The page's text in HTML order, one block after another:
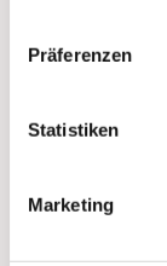
Präferenzen
Statistiken
Marketing